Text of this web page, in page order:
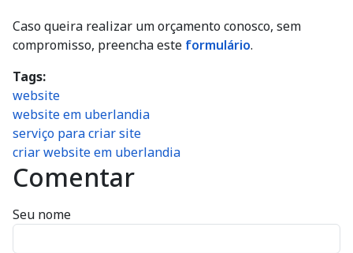
Caso queira realizar um orçamento conosco, sem
compromisso, preencha este formulário.
Tags
website
website em uberlandia
serviço para criar site
criar website em uberlandia
Comentar
Seu nome